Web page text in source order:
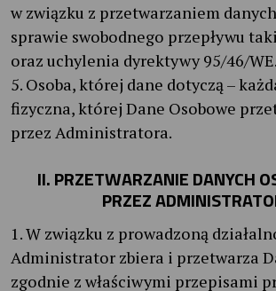
w związku z przetwarzaniem
sprawie swobodnego przepływu
oraz uchylenia dyrektywy 95/46/WE.
5. Osoba, której dane dotyczą –
fizyczna, której Dane Osobowe
przez Administratora.
II. PRZETWARZANIE DANYCH
PRZEZ
1. W związku z prowadzoną
Administrator zbiera i przetwarza
zgodnie z właściwymi przepisami